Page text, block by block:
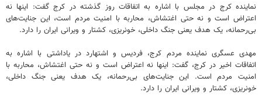
نماینده کرج در مجلس با اشاره به اتفاقات روز گذشته در کرج گفت: اینها نه
اعتراض است و نه حتی اغتشاش، محاربه با امنیت مردم است، این جنایت‌های
بی‌رحمانه، یک هدف یعنی جنگ داخلی، خونریزی، کشتار و ویرانی ایران را دارد.
مهدی عسگری نماینده مردم کرج، فردیس و اشتهارد در یاداشتی با اشاره به
اتفاقات اخیر در کرج، گفت: اینها نه اعتراض است و نه حتی اغتشاش، محاربه با
امنیت مردم است. این جنایت‌های بی‌رحمانه، یک هدف یعنی جنگ داخلی،
خونریزی، کشتار و ویرانی ایران را دارد.